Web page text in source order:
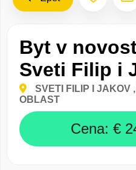
Byt v
Sveti Filip i
SVETI FILIP I JAKOV
OBLAST
Cena: €